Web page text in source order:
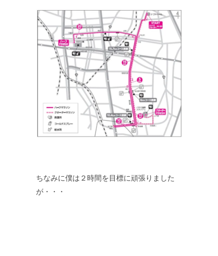
ちなみに僕は２時間を目標に頑張りました
が・・・